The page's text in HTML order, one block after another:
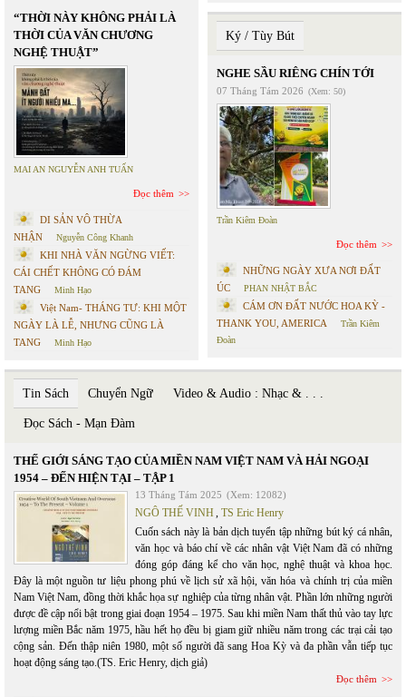
“THỜI NÀY KHÔNG PHẢI LÀ
THỜI CỦA VĂN CHƯƠNG
NGHỆ THUẬT”
MAI AN NGUYỄN ANH TUẤN
Đọc thêm
DI SẢN VÔ THỪA
NHẬN
Nguyễn Công Khanh
KHI NHÀ VĂN NGỪNG VIẾT:
CÁI CHẾT KHÔNG CÓ ĐÁM
TANG
Minh Hạo
Việt Nam- THÁNG TƯ: KHI MỘT
NGÀY LÀ LỄ, NHƯNG CŨNG LÀ
TANG
Minh Hạo
Ký / Tùy Bút
NGHE SẦU RIÊNG CHÍN TỚI
07 Tháng Tám 2026 (Xem: 50)
Trần Kiêm Đoàn
Đọc thêm
NHỮNG NGÀY XƯA NƠI ĐẤT
ÚC
PHAN NHẬT BẮC
CÁM ƠN ĐẤT NƯỚC HOA KỲ -
THANK YOU, AMERICA
Trần Kiêm
Đoàn
Tin Sách Chuyển Ngữ Video & Audio : Nhạc & . . .
Đọc Sách - Mạn Đàm
THẾ GIỚI SÁNG TẠO CỦA MIỀN NAM VIỆT NAM VÀ HẢI NGOẠI
1954 – ĐẾN HIỆN TẠI – TẬP 1
13 Tháng Tám 2025 (Xem: 12082)
NGÔ THẾ VINH TS Eric Henry
Cuốn sách này là bản dịch tuyển tập những bút ký cá nhân,
văn học và báo chí về các nhân vật Việt Nam đã có những
đóng góp đáng kể cho văn học, nghệ thuật và khoa học.
Đây là một nguồn tư liệu phong phú về lịch sử xã hội, văn hóa và chính trị của miền
Nam Việt Nam, đồng thời khắc họa sự nghiệp của từng nhân vật. Phần lớn những người
được đề cập nổi bật trong giai đoạn 1954 – 1975. Sau khi miền Nam thất thủ vào tay lực
lượng miền Bắc năm 1975, hầu hết họ đều bị giam giữ nhiều năm trong các trại cải tạo
cộng sản. Đến thập niên 1980, một số người đã sang Hoa Kỳ và đa phần vẫn tiếp tục
hoạt động sáng tạo.(TS. Eric Henry, dịch giả)
Đọc thêm